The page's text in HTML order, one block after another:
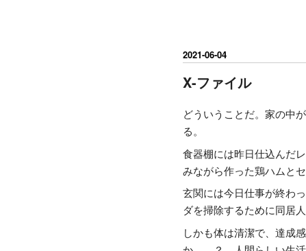
2021-06-04
X-ファイル
どういうことだ。家の中
る。
食器棚には昨日仕込んだ
みながら作った鶏ハムと
玄関には今日仕事が終わ
ダを掃除するために同居
しかも体は清潔で、達成